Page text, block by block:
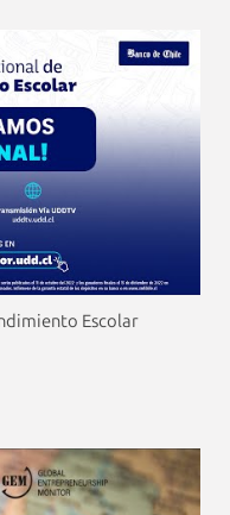
Escolar